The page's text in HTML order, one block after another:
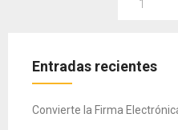
entradas
1
Entradas recientes
Convierte la Firma